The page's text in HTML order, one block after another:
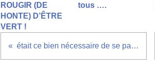
ROUGIR (DE
HONTE) D’ÊTRE
VERT !
tous ….
était ce bien nécessaire de se payer une Pub pour Lucette ?